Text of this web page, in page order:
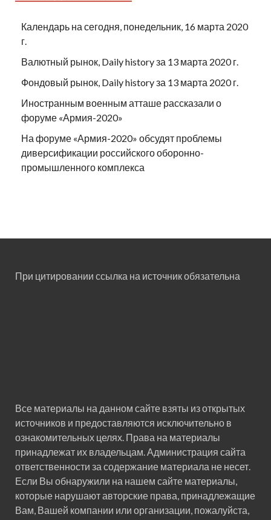
Календарь на сегодня, понедельник, 16 марта 2020
г.
Валютный рынок, Daily history за 13 марта 2020 г.
Фондовый рынок, Daily history за 13 марта 2020 г.
Иностранным военным атташе рассказали о
форуме «Армия-2020»
На форуме «Армия-2020» обсудят проблемы
диверсификации российского оборонно-
промышленного комплекса
При цитировании ссылка на источник обязательна
Все материалы на данном сайте взяты из открытых
источников и предоставляются исключительно в
ознакомительных целях. Права на материалы
принадлежат их владельцам. Администрация сайта
ответственности за содержание материала не несет.
Если Вы обнаружили на нашем сайте материалы,
которые нарушают авторские права, принадлежащие
Вам, Вашей компании или организации, пожалуйста,